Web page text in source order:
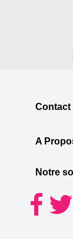
Contact
A
Notre